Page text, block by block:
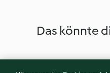
Das könnte